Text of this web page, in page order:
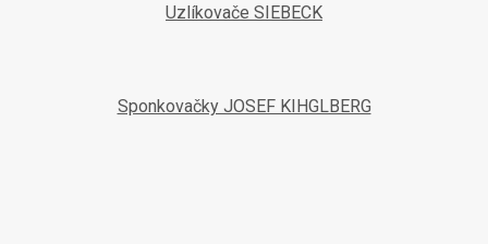
Uzlíkovače SIEBECK
Sponkovačky JOSEF KIHGLBERG